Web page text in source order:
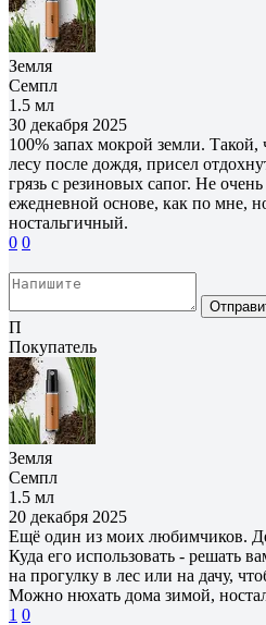
Земля
Семпл
1.5 мл
30 декабря 2025
100% запах мокрой земли.
лесу после дождя, присел
грязь с резиновых сапог. Не
ежедневной основе, как по мне,
ностальгичный.
0 0
П
Покупатель
Земля
Семпл
1.5 мл
20 декабря 2025
Ещё один из моих любимчиков.
Куда его использовать - решать
на прогулку в лес или на дачу,
Можно нюхать дома зимой,
1 0